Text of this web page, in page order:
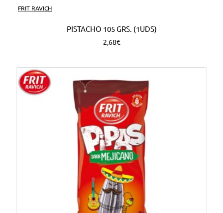
FRIT RAVICH
PISTACHO 105 GRS. (1UDS)
2,68€